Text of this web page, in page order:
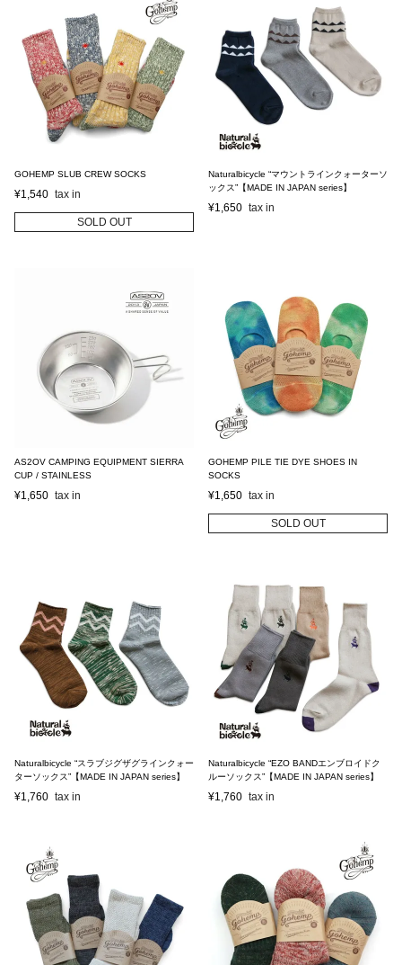
GOHEMP SLUB CREW SOCKS
¥1,540
SOLD OUT
Naturalbicycle “マウントラインクォーターソ
ックス”【MADE IN JAPAN series】
¥1,650
AS2OV CAMPING EQUIPMENT SIERRA
CUP / STAINLESS
¥1,650
GOHEMP PILE TIE DYE SHOES IN
SOCKS
¥1,650
SOLD OUT
Naturalbicycle “スラブジグザグラインクォー
ターソックス”【MADE IN JAPAN series】
¥1,760
Naturalbicycle “EZO BANDエンブロイドク
ルーソックス”【MADE IN JAPAN series】
¥1,760